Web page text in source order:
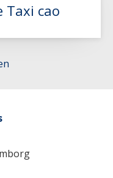
Taxi cao